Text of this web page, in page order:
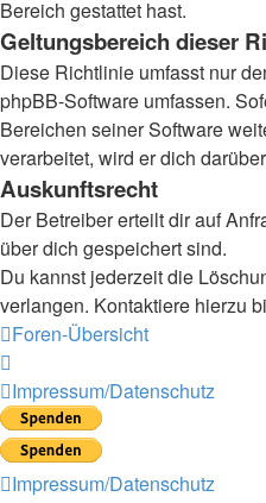
Bereich gestattet hast.
Geltungsbereich dieser
Diese Richtlinie umfasst nur
phpBB-Software umfassen.
Bereichen seiner Software
verarbeitet, wird er dich
Auskunftsrecht
Der Betreiber erteilt dir auf
über dich gespeichert sind.
Du kannst jederzeit die
verlangen. Kontaktiere hierzu
Foren-Übersicht
Impressum/Datenschutz
Impressum/Datenschutz